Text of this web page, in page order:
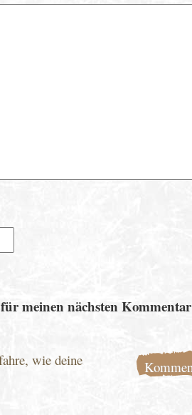
meinen nächsten Kommentar
wie deine